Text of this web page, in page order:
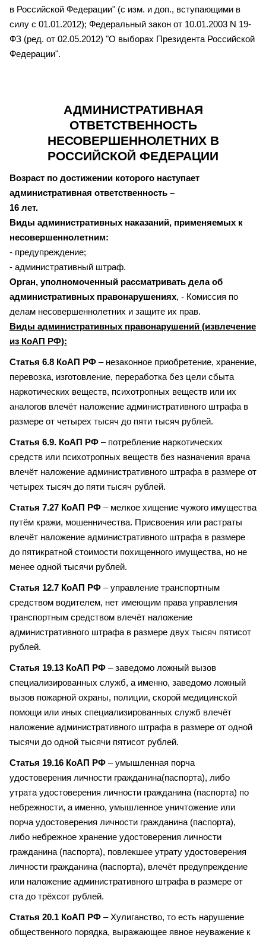
в Российской Федерации" (с изм. и доп., вступающими в
силу с 01.01.2012); Федеральный закон от 10.01.2003 N 19-
ФЗ (ред. от 02.05.2012) "О выборах Президента Российской
Федерации".
АДМИНИСТРАТИВНАЯ
ОТВЕТСТВЕННОСТЬ
НЕСОВЕРШЕННОЛЕТНИХ В
РОССИЙСКОЙ ФЕДЕРАЦИИ
Возраст по достижении которого наступает
административная ответственность –
16 лет.
Виды административных наказаний, применяемых к
несовершеннолетним:
- предупреждение;
- административный штраф.
Орган, уполномоченный рассматривать дела об
административных правонарушениях, - Комиссия по
делам несовершеннолетних и защите их прав.
Виды административных правонарушений (извлечение
из КоАП РФ):
Статья 6.8 КоАП РФ – незаконное приобретение, хранение,
перевозка, изготовление, переработка без цели сбыта
наркотических веществ, психотропных веществ или их
аналогов влечёт наложение административного штрафа в
размере от четырех тысяч до пяти тысяч рублей.
Статья 6.9. КоАП РФ – потребление наркотических
средств или психотропных веществ без назначения врача
влечёт наложение административного штрафа в размере от
четырех тысяч до пяти тысяч рублей.
Статья 7.27 КоАП РФ – мелкое хищение чужого имущества
путём кражи, мошенничества. Присвоения или растраты
влечёт наложение административного штрафа в размере
до пятикратной стоимости похищенного имущества, но не
менее одной тысячи рублей.
Статья 12.7 КоАП РФ – управление транспортным
средством водителем, нет имеющим права управления
транспортным средством влечёт наложение
административного штрафа в размере двух тысяч пятисот
рублей.
Статья 19.13 КоАП РФ – заведомо ложный вызов
специализированных служб, а именно, заведомо ложный
вызов пожарной охраны, полиции, скорой медицинской
помощи или иных специализированных служб влечёт
наложение административного штрафа в размере от одной
тысячи до одной тысячи пятисот рублей.
Статья 19.16 КоАП РФ – умышленная порча
удостоверения личности гражданина(паспорта), либо
утрата удостоверения личности гражданина (паспорта) по
небрежности, а именно, умышленное уничтожение или
порча удостоверения личности гражданина (паспорта),
либо небрежное хранение удостоверения личности
гражданина (паспорта), повлекшее утрату удостоверения
личности гражданина (паспорта), влечёт предупреждение
или наложение административного штрафа в размере от
ста до трёхсот рублей.
Статья 20.1 КоАП РФ – Хулиганство, то есть нарушение
общественного порядка, выражающее явное неуважение к